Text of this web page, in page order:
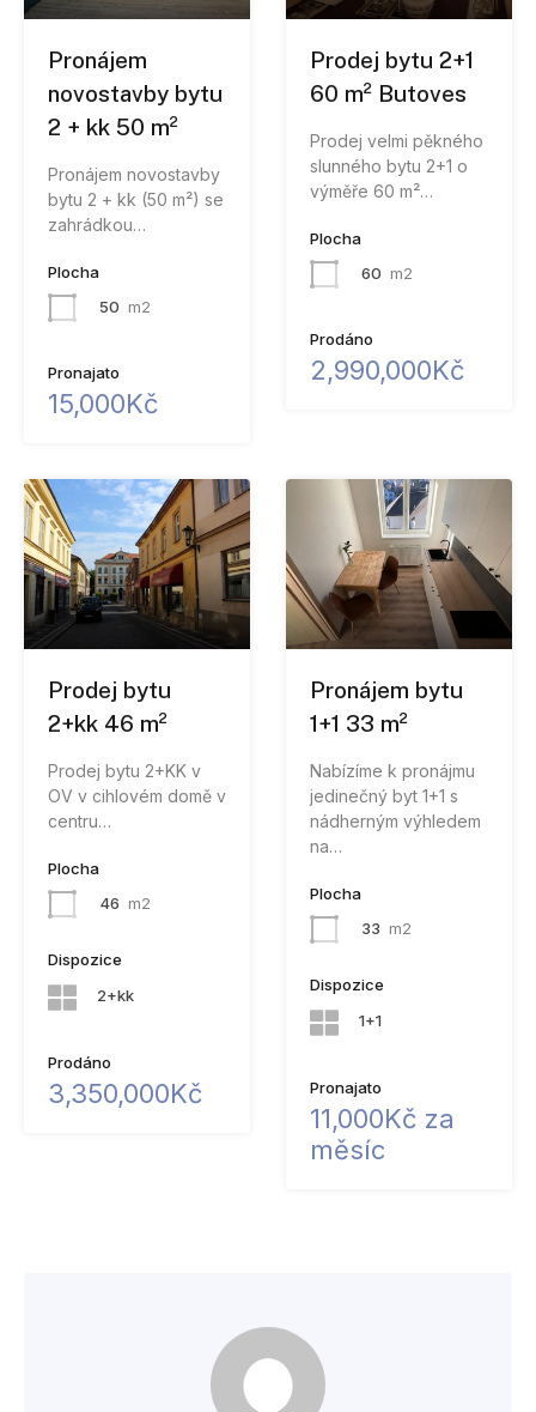
Pronájem
novostavby bytu
2 + kk 50 m²
Pronájem novostavby
bytu 2 + kk (50 m²) se
zahrádkou…
Plocha
50 m2
Pronajato
15,000Kč
Prodej bytu 2+1
60 m² Butoves
Prodej velmi pěkného
slunného bytu 2+1 o
výměře 60 m²…
Plocha
60 m2
Prodáno
2,990,000Kč
Prodej bytu
2+kk 46 m²
Prodej bytu 2+KK v
OV v cihlovém domě v
centru…
Plocha
46 m2
Dispozice
2+kk
Prodáno
3,350,000Kč
Pronájem bytu
1+1 33 m²
Nabízíme k pronájmu
jedinečný byt 1+1 s
nádherným výhledem
na…
Plocha
33 m2
Dispozice
1+1
Pronajato
11,000Kč za
měsíc